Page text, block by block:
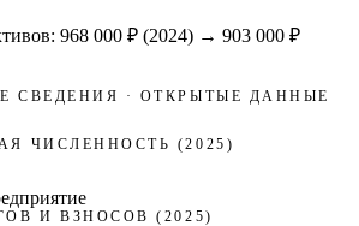
968 000 ₽ (2024) → 903 000 ₽
СВЕДЕНИЯ · ОТКРЫТЫЕ ДАННЫЕ
ЧИСЛЕННОСТЬ (2025)
И ВЗНОСОВ (2025)